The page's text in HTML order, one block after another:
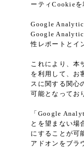
ーティCookieを
Google
Google
性レポートとイ
これにより、本
を利用して、お
スに関する関心
可能となってお
「Google
とを望まない場
にすることが可
アドオンをブラ